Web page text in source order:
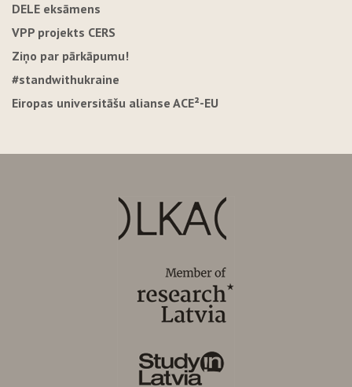
DELE eksāmens
VPP projekts CERS
Ziņo par pārkāpumu!
#standwithukraine
Eiropas universitāšu alianse ACE²-EU